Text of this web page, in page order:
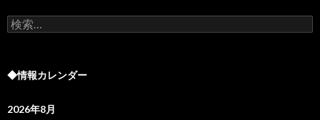
検
索:
◆情報カレンダー
2026年8月